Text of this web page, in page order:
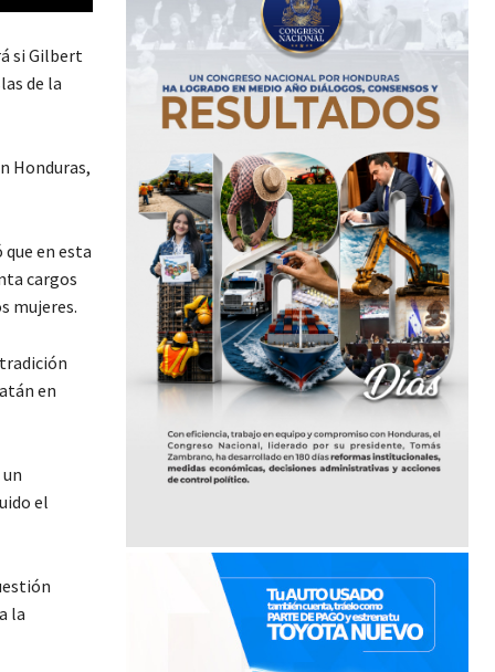
si Gilbert
de la
Honduras,
en esta
cargos
mujeres.
en
el
la